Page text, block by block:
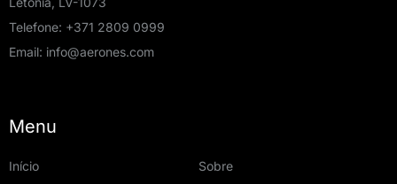
Telefone: +371 2809 0999
Email: info@aerones.com
Menu
Início
Sobre